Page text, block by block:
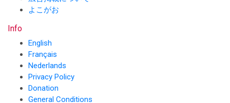
よこがお
Info
English
Français
Nederlands
Privacy Policy
Donation
General Conditions